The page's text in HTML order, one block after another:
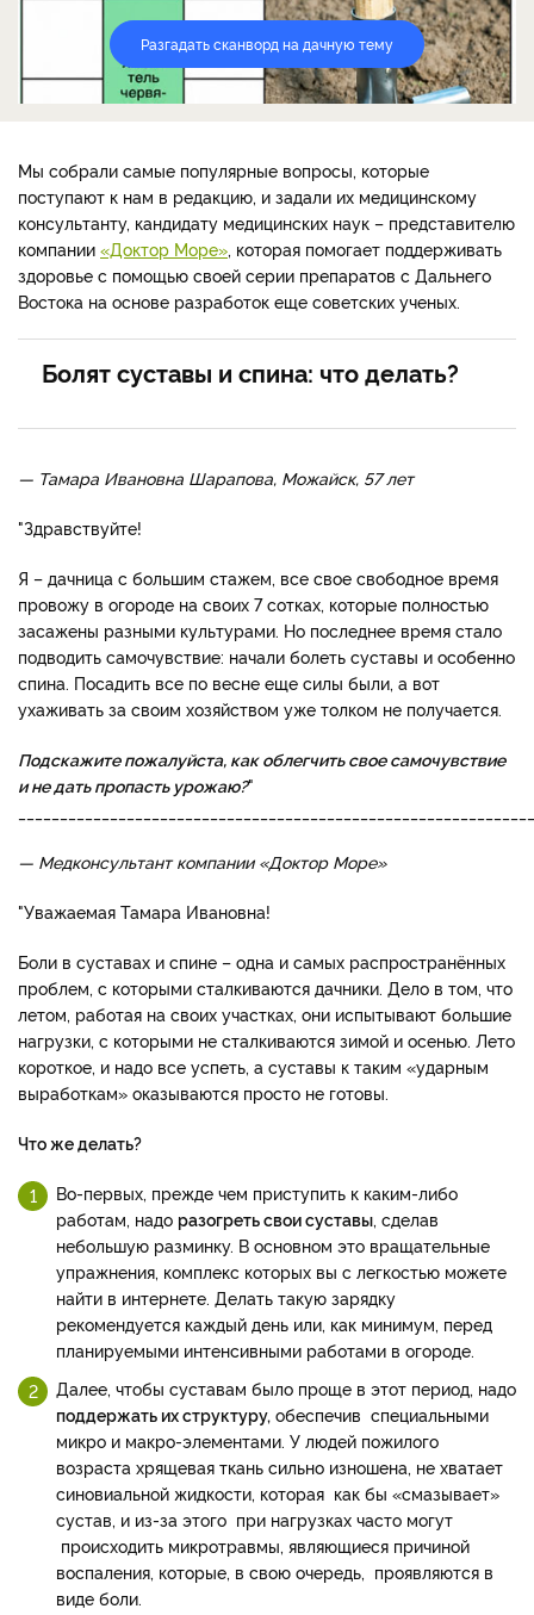
Разгадать сканворд на дачную тему
Мы собрали самые популярные вопросы, которые
поступают к нам в редакцию, и задали их медицинскому
консультанту, кандидату медицинских наук – представителю
компании «Доктор Море» , которая помогает поддерживать
здоровье с помощью своей серии препаратов с Дальнего
Востока на основе разработок еще советских ученых.
Болят суставы и спина: что делать?
— Тамара Ивановна Шарапова, Можайск, 57 лет
"Здравствуйте!
Я – дачница с большим стажем, все свое свободное время
провожу в огороде на своих 7 сотках, которые полностью
засажены разными культурами. Но последнее время стало
подводить самочувствие: начали болеть суставы и особенно
спина. Посадить все по весне еще силы были, а вот
ухаживать за своим хозяйством уже толком не получается.
Подскажите пожалуйста, как облегчить свое самочувствие
и не дать пропасть урожаю?"
— Медконсультант компании «Доктор Море»
"Уважаемая Тамара Ивановна!
Боли в суставах и спине – одна и самых распространённых
проблем, с которыми сталкиваются дачники. Дело в том, что
летом, работая на своих участках, они испытывают большие
нагрузки, с которыми не сталкиваются зимой и осенью. Лето
короткое, и надо все успеть, а суставы к таким «ударным
выработкам» оказываются просто не готовы.
Что же делать?
Во-первых, прежде чем приступить к каким-либо
работам, надо разогреть свои суставы , сделав
небольшую разминку. В основном это вращательные
упражнения, комплекс которых вы с легкостью можете
найти в интернете. Делать такую зарядку
рекомендуется каждый день или, как минимум, перед
планируемыми интенсивными работами в огороде.
Далее, чтобы суставам было проще в этот период, надо
поддержать их структуру, обеспечив специальными
микро и макро-элементами. У людей пожилого
возраста хрящевая ткань сильно изношена, не хватает
синовиальной жидкости, которая как бы «смазывает»
сустав, и из-за этого при нагрузках часто могут
происходить микротравмы, являющиеся причиной
воспаления, которые, в свою очередь, проявляются в
виде боли.